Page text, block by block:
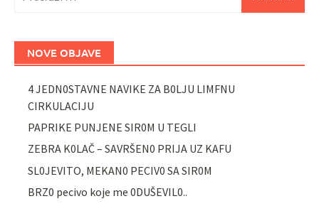
NOVE OBJAVE
4 JEDN0STAVNE NAVIKE ZA B0LJU LIMFNU
CIRKULACIJU
PAPRIKE PUNJENE SIR0M U TEGLI
ZEBRA K0LAČ – SAVRŠEN0 PRIJA UZ KAFU
SL0JEVITO, MEKAN0 PECIV0 SA SIR0M
BRZ0 pecivo koje me 0DUŠEVIL0..